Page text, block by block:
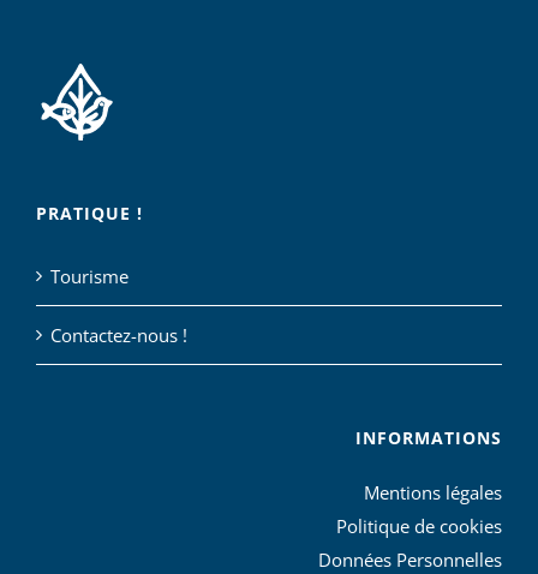
PRATIQUE !
Tourisme
Contactez-nous !
INFORMATIONS
Mentions légales
Politique de cookies
Données Personnelles